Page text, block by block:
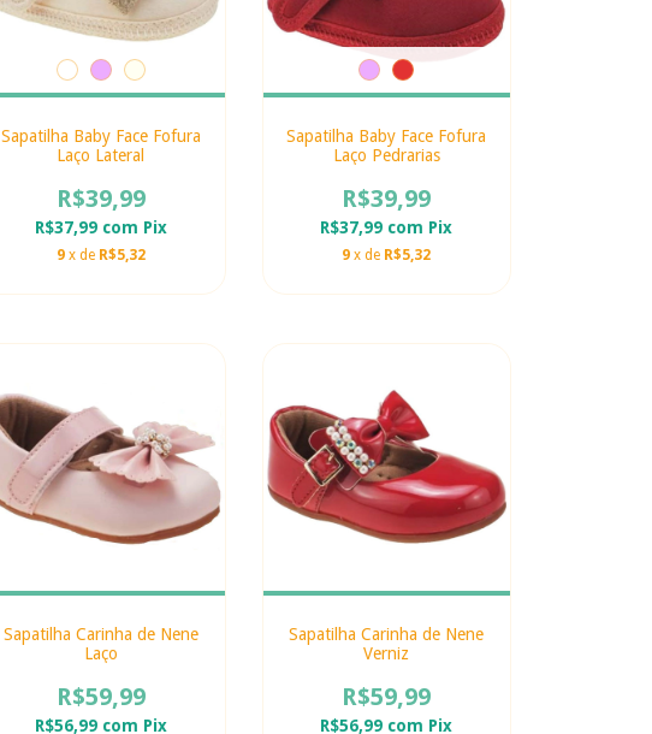
Sapatilha Baby Face Fofura
Laço Lateral
R$39,99
R$37,99 com Pix
9 x de R$5,32
Sapatilha Baby Face Fofura
Laço Pedrarias
R$39,99
R$37,99 com Pix
9 x de R$5,32
Sapatilha Carinha de Nene
Laço
R$59,99
R$56,99 com Pix
Sapatilha Carinha de Nene
Verniz
R$59,99
R$56,99 com Pix